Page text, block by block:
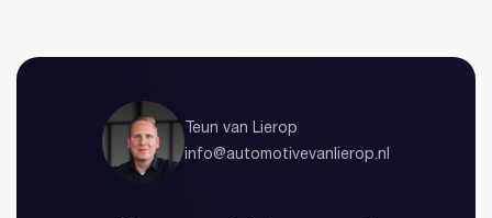
Teun van Lierop
info@automotivevanlierop.nl